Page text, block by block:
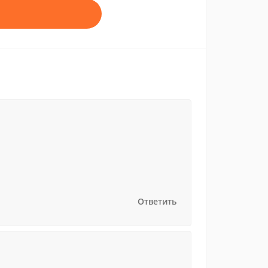
Ответить